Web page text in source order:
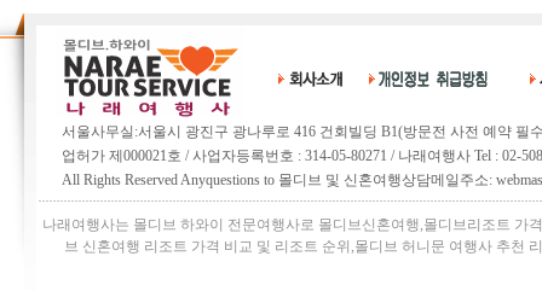
서울사무실:서울시 광진구 광나루로 416 건회빌딩 B1(방문전 사전 예약
업허가 제000021호 / 사업자등록번호 : 314-05-80271 / 나래여행사 Tel :
All Rights Reserved Anyquestions to 몰디브 및 신혼여행상담메일주소:
나래여행사는 몰디브 하와이 전문여행사로 몰디브신혼여행,몰디브리조트 가
브 신혼여행 리조트 가격 비교 및 리조트 순위,몰디브 허니문 여행사 추천